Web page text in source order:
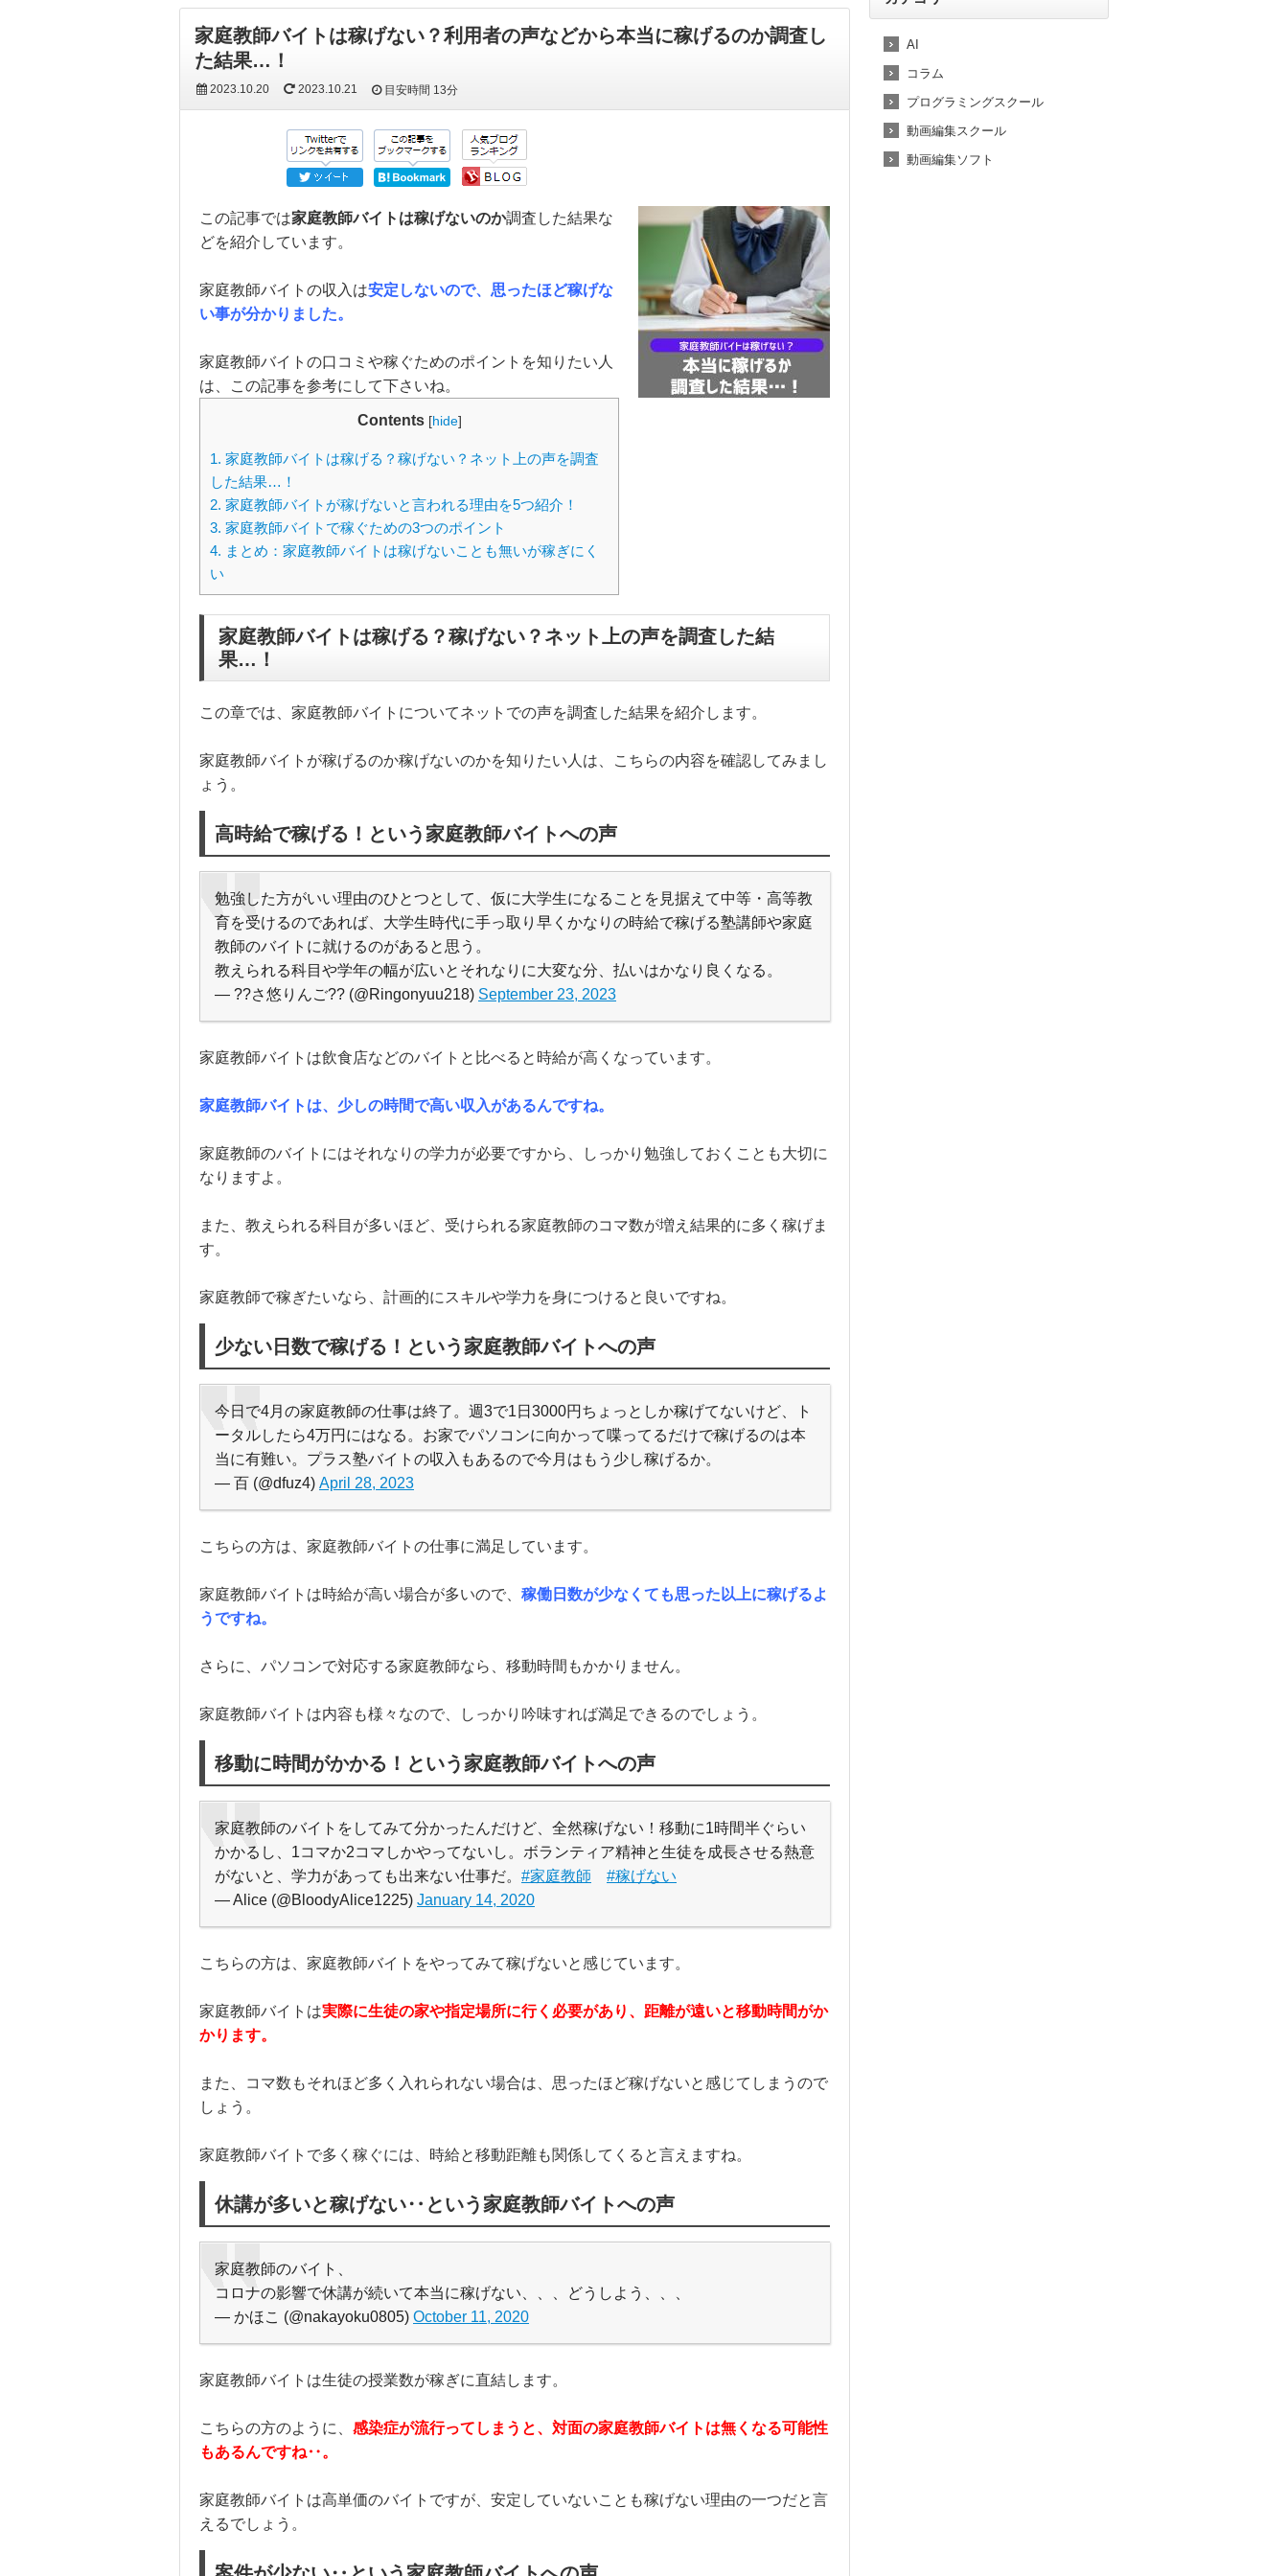
家庭教師バイトは稼げない？利用者の声などから本当に稼げるのか調査し
た結果…！
2023.10.20 2023.10.21 目安時間 13分
この記事では家庭教師バイトは稼げないのか調査した結果な
どを紹介しています。
家庭教師バイトの収入は安定しないので、思ったほど稼げな
い事が分かりました。
家庭教師バイトの口コミや稼ぐためのポイントを知りたい人
は、この記事を参考にして下さいね。
Contents [hide]
1. 家庭教師バイトは稼げる？稼げない？ネット上の声を調査
した結果…！
2. 家庭教師バイトが稼げないと言われる理由を5つ紹介！
3. 家庭教師バイトで稼ぐための3つのポイント
4. まとめ：家庭教師バイトは稼げないことも無いが稼ぎにく
い
家庭教師バイトは稼げる？稼げない？ネット上の声を調査した結
果…！
この章では、家庭教師バイトについてネットでの声を調査した結果を紹介します。
家庭教師バイトが稼げるのか稼げないのかを知りたい人は、こちらの内容を確認してみまし
ょう。
高時給で稼げる！という家庭教師バイトへの声
勉強した方がいい理由のひとつとして、仮に大学生になることを見据えて中等・高等教
育を受けるのであれば、大学生時代に手っ取り早くかなりの時給で稼げる塾講師や家庭
教師のバイトに就けるのがあると思う。
教えられる科目や学年の幅が広いとそれなりに大変な分、払いはかなり良くなる。
— ??さ悠りんご?? (@Ringonyuu218) September 23, 2023
家庭教師バイトは飲食店などのバイトと比べると時給が高くなっています。
家庭教師バイトは、少しの時間で高い収入があるんですね。
家庭教師のバイトにはそれなりの学力が必要ですから、しっかり勉強しておくことも大切に
なりますよ。
また、教えられる科目が多いほど、受けられる家庭教師のコマ数が増え結果的に多く稼げま
す。
家庭教師で稼ぎたいなら、計画的にスキルや学力を身につけると良いですね。
少ない日数で稼げる！という家庭教師バイトへの声
今日で4月の家庭教師の仕事は終了。週3で1日3000円ちょっとしか稼げてないけど、ト
ータルしたら4万円にはなる。お家でパソコンに向かって喋ってるだけで稼げるのは本
当に有難い。プラス塾バイトの収入もあるので今月はもう少し稼げるか。
— 百 (@dfuz4) April 28, 2023
こちらの方は、家庭教師バイトの仕事に満足しています。
家庭教師バイトは時給が高い場合が多いので、 稼働日数が少なくても思った以上に稼げるよ
うですね。
さらに、パソコンで対応する家庭教師なら、移動時間もかかりません。
家庭教師バイトは内容も様々なので、しっかり吟味すれば満足できるのでしょう。
移動に時間がかかる！という家庭教師バイトへの声
家庭教師のバイトをしてみて分かったんだけど、全然稼げない！移動に1時間半ぐらい
かかるし、1コマか2コマしかやってないし。ボランティア精神と生徒を成長させる熱意
がないと、学力があっても出来ない仕事だ。 #家庭教師
#稼げない
— Alice (@BloodyAlice1225) January 14, 2020
こちらの方は、家庭教師バイトをやってみて稼げないと感じています。
家庭教師バイトは実際に生徒の家や指定場所に行く必要があり、距離が遠いと移動時間がか
かります。
また、コマ数もそれほど多く入れられない場合は、思ったほど稼げないと感じてしまうので
しょう。
家庭教師バイトで多く稼ぐには、時給と移動距離も関係してくると言えますね。
休講が多いと稼げない‥という家庭教師バイトへの声
家庭教師のバイト、
コロナの影響で休講が続いて本当に稼げない、、、どうしよう、、、
— かほこ (@nakayoku0805) October 11, 2020
家庭教師バイトは生徒の授業数が稼ぎに直結します。
こちらの方のように、 感染症が流行ってしまうと、対面の家庭教師バイトは無くなる可能性
もあるんですね‥。
家庭教師バイトは高単価のバイトですが、安定していないことも稼げない理由の一つだと言
えるでしょう。
AI
コラム
プログラミングスクール
動画編集スクール
動画編集ソフト